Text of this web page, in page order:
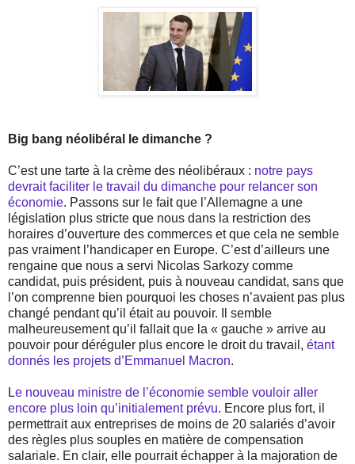
Big bang néolibéral le dimanche ?
C’est une tarte à la crème des néolibéraux : notre pays
devrait faciliter le travail du dimanche pour relancer son
économie. Passons sur le fait que l’Allemagne a une
législation plus stricte que nous dans la restriction des
horaires d’ouverture des commerces et que cela ne semble
pas vraiment l’handicaper en Europe. C’est d’ailleurs une
rengaine que nous a servi Nicolas Sarkozy comme
candidat, puis président, puis à nouveau candidat, sans que
l’on comprenne bien pourquoi les choses n’avaient pas plus
changé pendant qu’il était au pouvoir. Il semble
malheureusement qu’il fallait que la « gauche » arrive au
pouvoir pour déréguler plus encore le droit du travail, étant
donnés les projets d’Emmanuel Macron.
Le nouveau ministre de l’économie semble vouloir aller
encore plus loin qu’initialement prévu. Encore plus fort, il
permettrait aux entreprises de moins de 20 salariés d’avoir
des règles plus souples en matière de compensation
salariale. En clair, elle pourrait échapper à la majoration de